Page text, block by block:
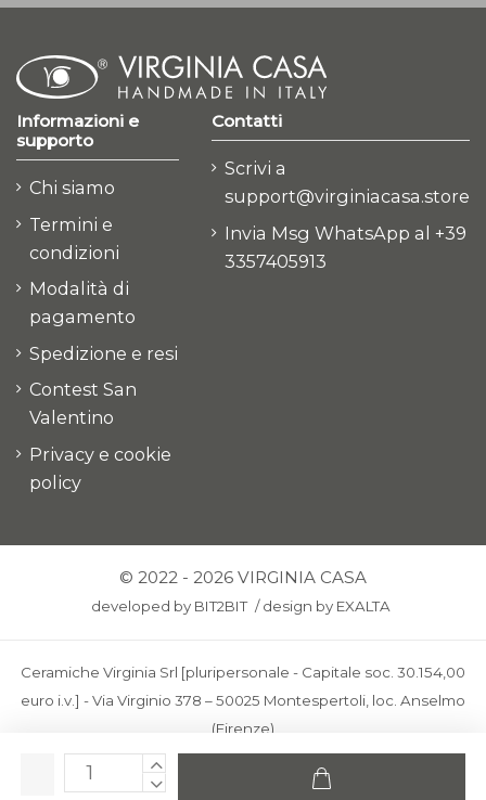
Informazioni e
supporto
Chi siamo
Termini e
condizioni
Modalità di
pagamento
Spedizione e resi
Contest San
Valentino
Privacy e cookie
policy
Contatti
Scrivi a
support@virginiacasa.store
Invia Msg WhatsApp al +39
3357405913
© 2022 - 2026 VIRGINIA CASA
developed by BIT2BIT /design by EXALTA
Ceramiche Virginia Srl [pluripersonale - Capitale soc. 30.154,00
euro i.v.] - Via Virginio 378 – 50025 Montespertoli, loc. Anselmo
(Firenze)
C.F. e P.IVA: IT00436100481 - REA: FI-227733 - PEC:
ceramichevirginia@pec.it